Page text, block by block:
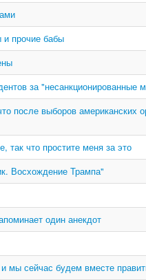
прочие бабы
за "несанкционированные
после выборов американских
так что простите меня за это
Восхождение Трампа"
один анекдот
мы сейчас будем вместе